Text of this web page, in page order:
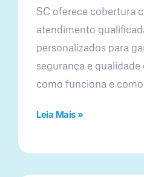
SC oferece cobertura
atendimento
personalizados para
segurança e qualidade
como funciona e
Leia Mais »